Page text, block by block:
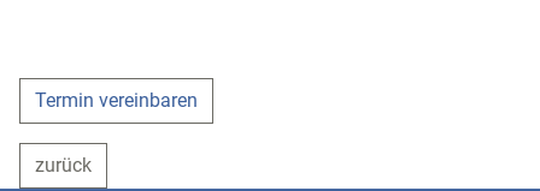
Termin vereinbaren
zurück